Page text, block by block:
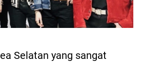
Selatan yang sangat